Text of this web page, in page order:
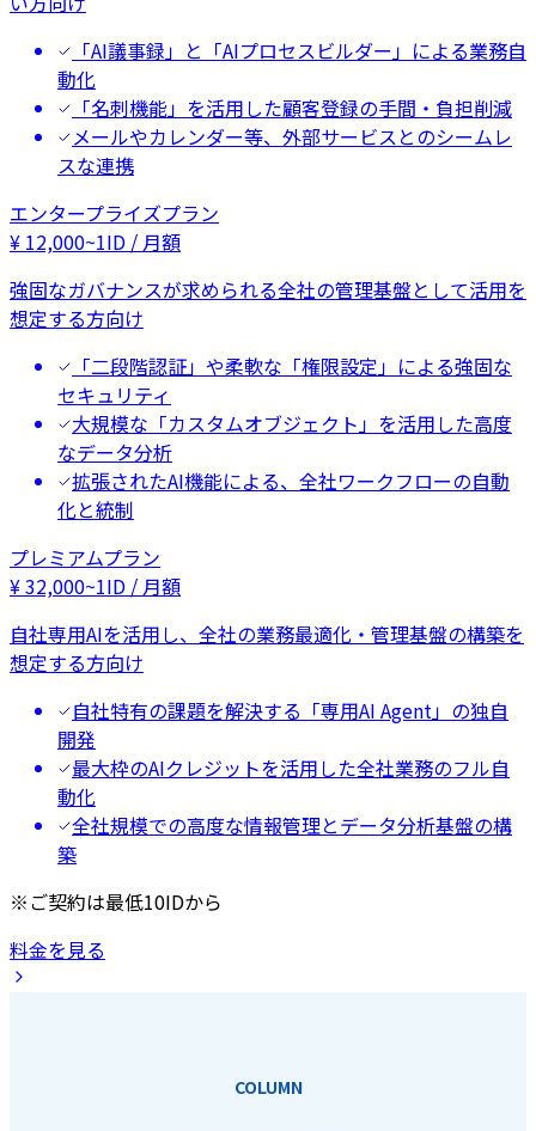
「AI議事録」と「AIプロセスビルダー」による業務自
動化
「名刺機能」を活用した顧客登録の手間・負担削減
メールやカレンダー等、外部サービスとのシームレ
スな連携
エンタープライズプラン
¥ 12,000~1ID / 月額
強固なガバナンスが求められる全社の管理基盤として活用を
想定する方向け
「二段階認証」や柔軟な「権限設定」による強固な
セキュリティ
大規模な「カスタムオブジェクト」を活用した高度
なデータ分析
拡張されたAI機能による、全社ワークフローの自動
化と統制
プレミアムプラン
¥32,000~1ID / 月額
自社専用AIを活用し、全社の業務最適化・管理基盤の構築を
想定する方向け
自社特有の課題を解決する「専用AI Agent」の独自
開発
最大枠のAIクレジットを活用した全社業務のフル自
動化
全社規模での高度な情報管理とデータ分析基盤の構
築
※ご契約は最低10IDから
料金を見る
COLUMN